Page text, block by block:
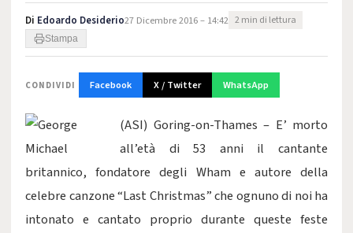
Di Edoardo Desiderio27 Dicembre 2016 – 14:42 2 min di lettura
Stampa
CONDIVIDI Facebook X / Twitter WhatsApp
(ASI) Goring-on-Thames – E’ morto
all’età di 53 anni il cantante
britannico, fondatore degli Wham e autore della
celebre canzone “Last Christmas” che ognuno di noi ha
intonato e cantato proprio durante queste feste